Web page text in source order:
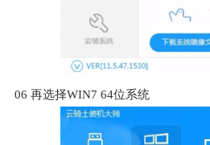
06 再选择WIN7 64位系统